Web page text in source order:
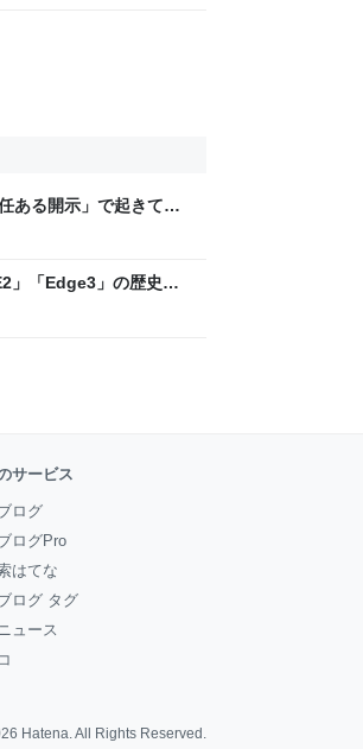
ある開示」で起きてい
」「Edge3」の歴史に
サービス
ログ
ログPro
はてな
ログ タグ
ュース
Hatena . All Rights Reserved.